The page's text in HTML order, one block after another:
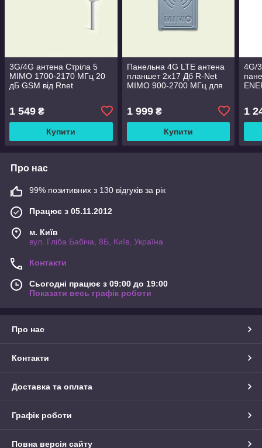
3G/4G антена Стріла 5
МІМО 1700-2170 МГц 20
дБ GSM від Rnet
1 549 ₴
Купити
Панельна 4G LTE антена
планшет 2х17 Дб R-Net
MIMO 900-2700 МГц для
1 999₴
Купити
4G/
1
Про нас
99% позитивних з 130 відгуків за рік
Працює з 05.11.2012
м. Київ
вул. Гліба Бабіча, 8Б, Київ, Україна
Контакти
Сьогодні працює з 09:00 до 19:00
Показати весь графік роботи
Про нас
Контакти
Доставка та оплата
Графік роботи
Повна версія сайту